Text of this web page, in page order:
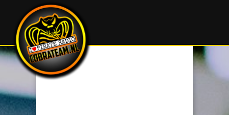
Volg ons